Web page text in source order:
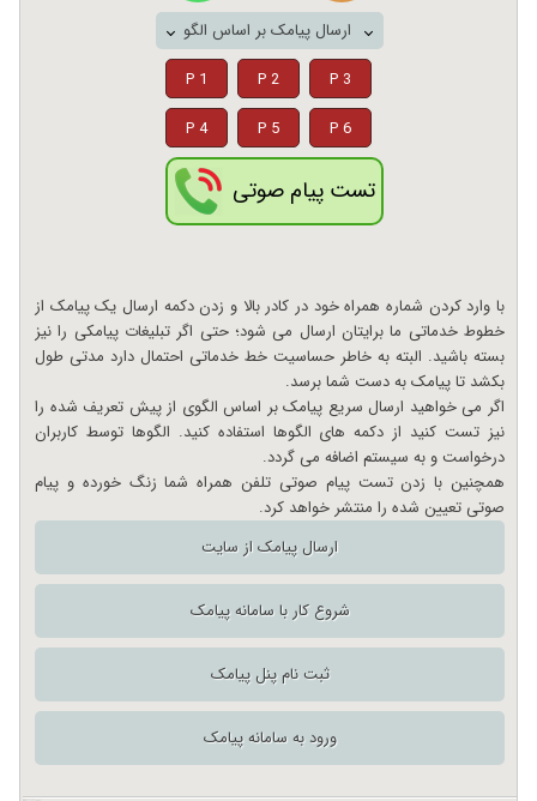
ارسال پیامک بر اساس الگو
P 1
P 2
P 3
P 4
P 5 P 6
تست پیام صوتی
با وارد کردن شماره همراه خود در کادر بالا و زدن دکمه ارسال یک پیامک از
خطوط خدماتی ما برایتان ارسال می شود؛ حتی اگر تبلیغات پیامکی را نیز
بسته باشید. البته به خاطر حساسیت خط خدماتی احتمال دارد مدتی طول
بکشد تا پیامک به دست شما برسد.
اگر می خواهید ارسال سریع پیامک بر اساس الگوی از پیش تعریف شده را
نیز تست کنید از دکمه های الگوها استفاده کنید. الگوها توسط کاربران
درخواست و به سیستم اضافه می گردد.
همچنین با زدن تست پیام صوتی تلفن همراه شما زنگ خورده و پیام
صوتی تعیین شده را منتشر خواهد کرد.
ارسال پیامک از سایت
شروع کار با سامانه پیامک
ثبت نام پنل پیامک
ورود به سامانه پیامک